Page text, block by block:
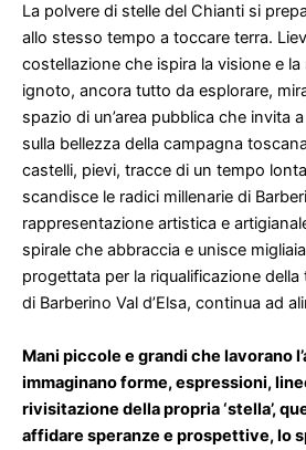
La polvere di stelle del Chianti si
allo stesso tempo a toccare terra.
costellazione che ispira la visione e
ignoto, ancora tutto da esplorare,
spazio di un’area pubblica che invita
sulla bellezza della campagna
castelli, pievi, tracce di un tempo
scandisce le radici millenarie di
rappresentazione artistica e
spirale che abbraccia e unisce
progettata per la riqualificazione
di Barberino Val d’Elsa, continua ad
Mani piccole e grandi che lavorano
immaginano forme, espressioni,
rivisitazione della propria ‘stella’,
affidare speranze e prospettive, lo